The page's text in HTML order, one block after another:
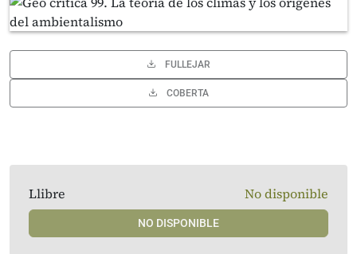
FULLEJAR
COBERTA
Llibre No disponible
NO DISPONIBLE